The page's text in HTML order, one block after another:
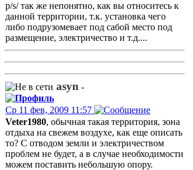
p/s/ так же непонятно, как вы относитесь к
данной территории, т.к. установка чего
либо подрузомевает под сабой место под
размещение, электричество и т.д....
asyn -
Ср 11 фев, 2009 11:57
Veter1980, обычная такая территория, зона
отдыха на свежем воздухе, как еще описать
то? С отводом земли и электричеством
проблем не будет, а в случае необходимости
можем поставить небольшую опору.